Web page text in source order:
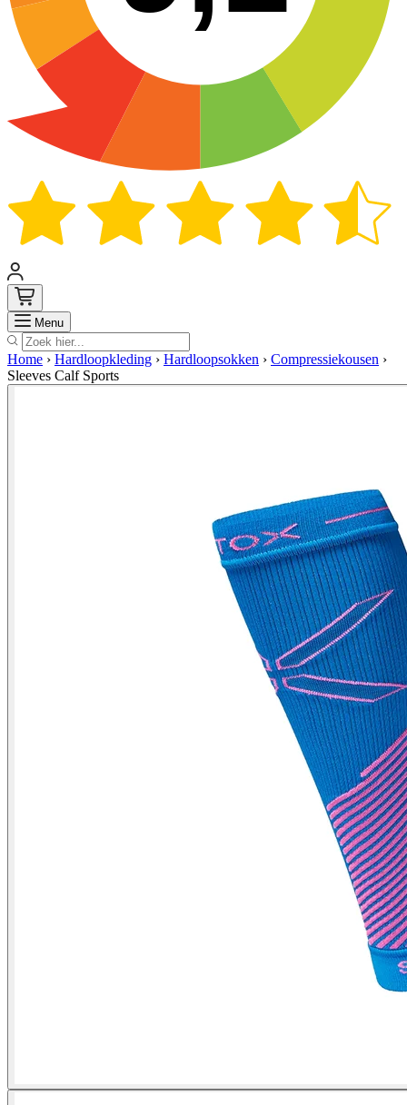
Menu Zoek
Home › Hardloopkleding › Hardloopsokken › Compressiekousen ›
Sleeves Calf Sports